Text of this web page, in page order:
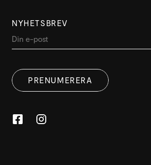
NYHETSBREV
PRENUMERERA